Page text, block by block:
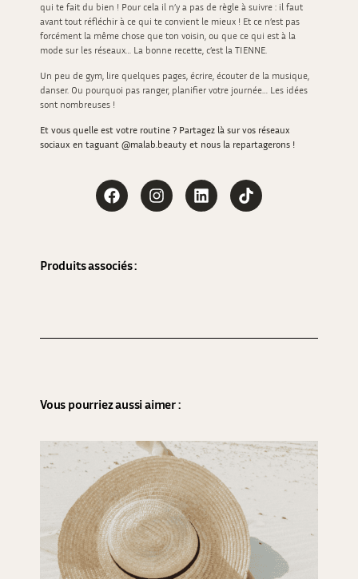
qui te fait du bien ! Pour cela il n’y a pas de règle à suivre : il faut
avant tout réfléchir à ce qui te convient le mieux ! Et ce n’est pas
forcément la même chose que ton voisin, ou que ce qui est à la
mode sur les réseaux… La bonne recette, c’est la TIENNE.
Un peu de gym, lire quelques pages, écrire, écouter de la musique,
danser. Ou pourquoi pas ranger, planifier votre journée… Les idées
sont nombreuses !
Et vous quelle est votre routine ? Partagez là sur vos réseaux
sociaux en taguant @malab.beauty et nous la repartagerons !
Produits associés :
Vous pourriez aussi aimer :